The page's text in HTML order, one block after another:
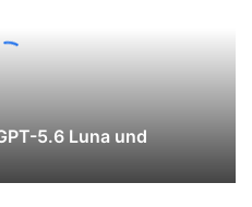
5.6 Luna und